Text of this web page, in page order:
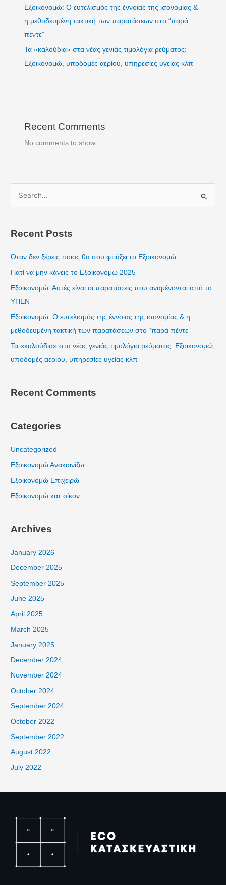
Εξοικονομώ: Ο ευτελισμός της έννοιας της ισονομίας &
η μεθοδευμένη τακτική των παρατάσεων στο “παρά
πέντε”
Τα «καλούδια» στα νέας γενιάς τιμολόγια ρεύματος:
Εξοικονομώ, υποδομές αερίου, υπηρεσίες υγείας κλπ
Recent Comments
No comments to show.
r
:
Recent Posts
Όταν δεν ξέρεις ποιος θα σου φτιάξει το Εξοικονομώ
Γιατί να μην κάνεις το Εξοικονομώ 2025
Εξοικονομώ: Αυτές είναι οι παρατάσεις που αναμένονται από το
ΥΠΕΝ
Εξοικονομώ: Ο ευτελισμός της έννοιας της ισονομίας & η
μεθοδευμένη τακτική των παρατάσεων στο “παρά πέντε”
Τα «καλούδια» στα νέας γενιάς τιμολόγια ρεύματος: Εξοικονομώ,
υποδομές αερίου, υπηρεσίες υγείας κλπ
Recent Comments
Categories
Uncategorized
Εξοικονομώ Ανακαινίζω
Εξοικονομώ Επιχειρώ
Εξοικονομώ κατ οίκον
Archives
January 2026
December 2025
September 2025
June 2025
April 2025
March 2025
January 2025
December 2024
November 2024
October 2024
September 2024
October 2022
September 2022
August 2022
July 2022